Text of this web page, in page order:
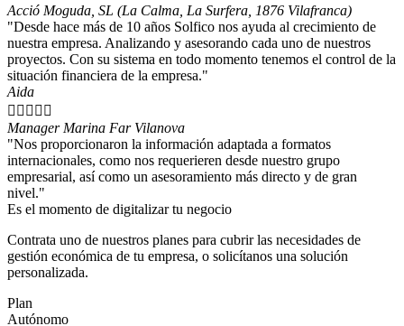
Acció Moguda, SL (La Calma, La Surfera, 1876 Vilafranca)
"Desde hace más de 10 años Solfico nos ayuda al crecimiento de
nuestra empresa. Analizando y asesorando cada uno de nuestros
proyectos. Con su sistema en todo momento tenemos el control de la
situación financiera de la empresa."
Aida
    
Manager Marina Far Vilanova
"Nos proporcionaron la información adaptada a formatos
internacionales, como nos requerieren desde nuestro grupo
empresarial, así como un asesoramiento más directo y de gran
nivel."
Es el momento de digitalizar tu negocio
Contrata uno de nuestros planes para cubrir las necesidades de
gestión económica de tu empresa, o solicítanos una solución
personalizada.
Plan
Autónomo